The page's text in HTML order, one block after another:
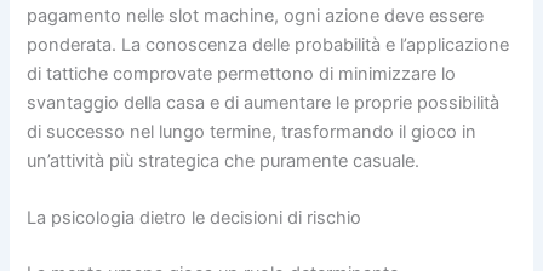
pagamento nelle slot machine, ogni azione deve essere
ponderata. La conoscenza delle probabilità e l’applicazione
di tattiche comprovate permettono di minimizzare lo
svantaggio della casa e di aumentare le proprie possibilità
di successo nel lungo termine, trasformando il gioco in
un’attività più strategica che puramente casuale.
La psicologia dietro le decisioni di rischio